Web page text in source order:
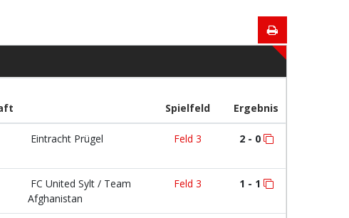
Spielfeld Ergebnis
Eintracht Prügel Feld 3 2 - 0
FC United Sylt / Team
Afghanistan
Feld 3 1 - 1